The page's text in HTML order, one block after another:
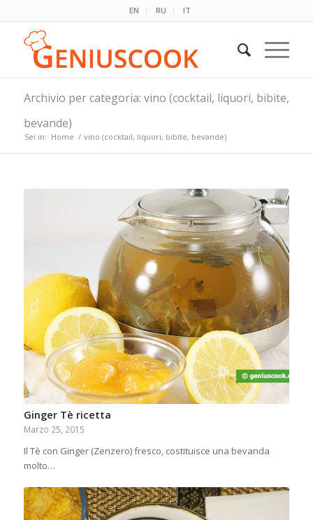
EN RU IT
Archivio per categoria: vino (cocktail, liquori, bibite,
bevande)
Sei in: Home / vino (cocktail, liquori, bibite, bevande)
Ginger Tè ricetta
Marzo 25, 2015
Il Tè con Ginger (Zenzero) fresco, costituisce una bevanda
molto…